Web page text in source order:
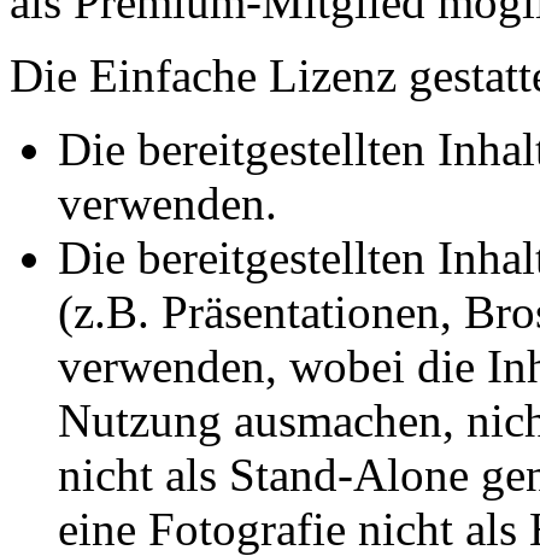
Die Einfache Lizenz
Die bereitgestellten
verwenden.
Die bereitgestellten
(z.B. Präsentationen,
verwenden, wobei die
Nutzung ausmachen,
nicht als Stand-Alone
eine Fotografie nicht als